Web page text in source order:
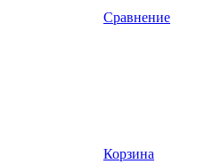
Сравнение
Корзина